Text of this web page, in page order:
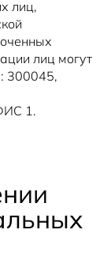
лиц,
лиц могут
300045,
1.